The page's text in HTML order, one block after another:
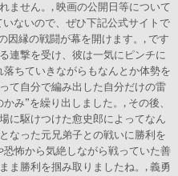
ません。, 映画の公開日等について
ないので、ぜひ下記公式サイトで
因縁の戦闘が幕を開けます。, です
連撃を受け、彼は一気にピンチに
ちていきながらもなんとか体勢を
て自分で編み出した自分だけの雷
み”を繰り出しました。, その後、
に駆けつけた愈史郎によってなん
なった元兄弟子との戦いに勝利を
怖から気絶しながら戦っていた善
ま勝利を掴み取りましたね。, 義勇